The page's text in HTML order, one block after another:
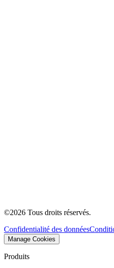
©2026 Tous droits réservés.
Confidentialité des données
Manage Cookies
Produits